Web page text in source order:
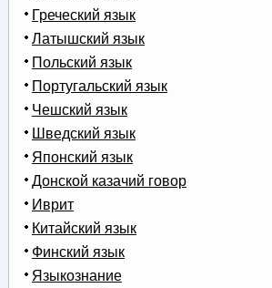
Греческий язык
Латышский язык
Польский язык
Португальский язык
Чешский язык
Шведский язык
Японский язык
Донской казачий говор
Иврит
Китайский язык
Финский язык
Языкознание